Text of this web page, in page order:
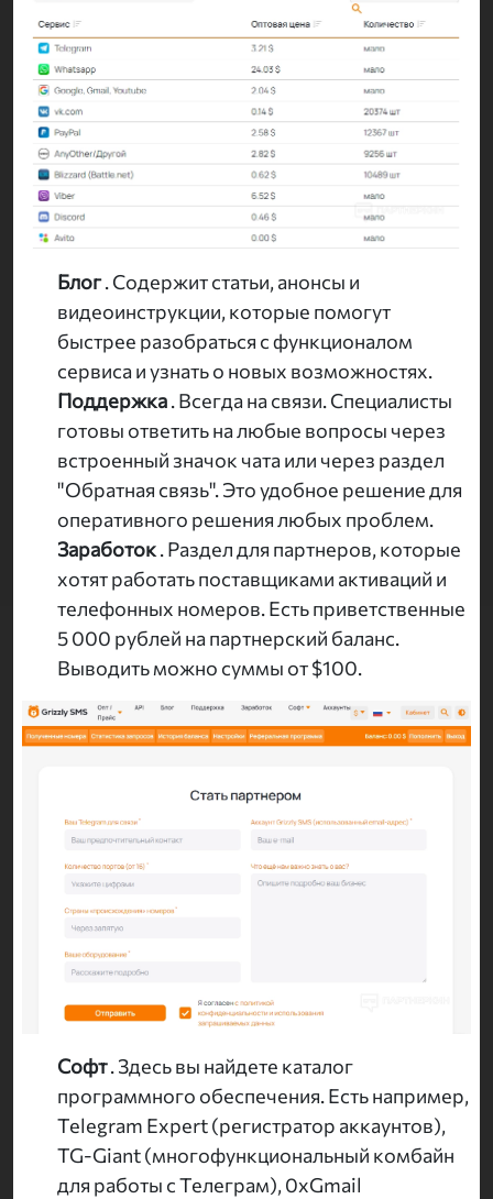
Блог. Содержит статьи, анонсы и
видеоинструкции, которые помогут
быстрее разобраться с функционалом
сервиса и узнать о новых возможностях.
Поддержка. Всегда на связи. Специалисты
готовы ответить на любые вопросы через
встроенный значок чата или через раздел
"Обратная связь". Это удобное решение для
оперативного решения любых проблем.
Заработок. Раздел для партнеров, которые
хотят работать поставщиками активаций и
телефонных номеров. Есть приветственные
5 000 рублей на партнерский баланс.
Выводить можно суммы от $100.
Софт. Здесь вы найдете каталог
программного обеспечения. Есть например,
Telegram Expert (регистратор аккаунтов),
TG-Giant (многофункциональный комбайн
для работы с Телеграм), 0xGmail